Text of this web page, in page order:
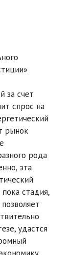
за счет
спрос на
рынок
рода
эта
стадия,
удастся